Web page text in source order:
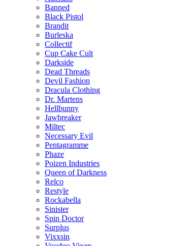
Banned
Black Pistol
Brandit
Burleska
Collectif
Cup Cake Cult
Darkside
Dead Threads
Devil Fashion
Dracula Clothing
Dr. Martens
Hellbunny
Jawbreaker
Miltec
Necessary Evil
Pentagramme
Phaze
Poizen Industries
Queen of Darkness
Relco
Restyle
Rockabella
Sinister
Spin Doctor
Surplus
Vixxsin